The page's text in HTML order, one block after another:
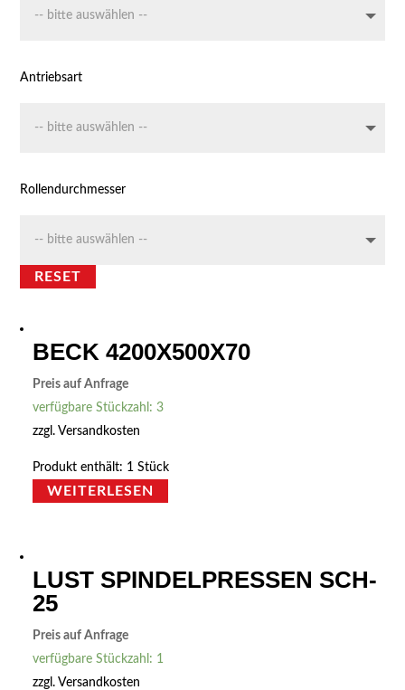
Antriebsart
Rollendurchmesser
RESET
BECK 4200X500X70
Preis auf Anfrage
verfügbare Stückzahl: 3
zzgl. Versandkosten
Produkt enthält: 1Stück
WEITERLESEN
LUST SPINDELPRESSEN SCH-
25
Preis auf Anfrage
verfügbare Stückzahl: 1
zzgl.Versandkosten